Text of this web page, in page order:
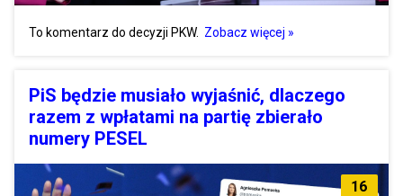
To komentarz do decyzji PKW. Zobacz więcej »
PiS będzie musiało wyjaśnić, dlaczego
razem z wpłatami na partię zbierało
numery PESEL
16